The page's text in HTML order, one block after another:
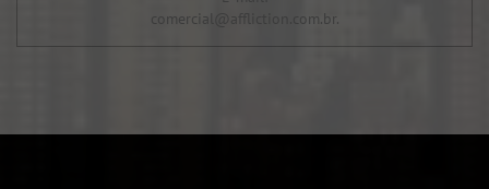
comercial@affliction.com.br.